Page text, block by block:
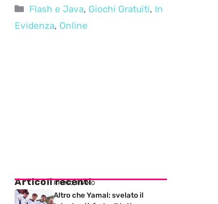
Categorie
Flash e Java, Giochi Gratuiti, In
Evidenza, Online
Articoli recenti
PRIMO PIANO
Altro che Yamal: svelato il